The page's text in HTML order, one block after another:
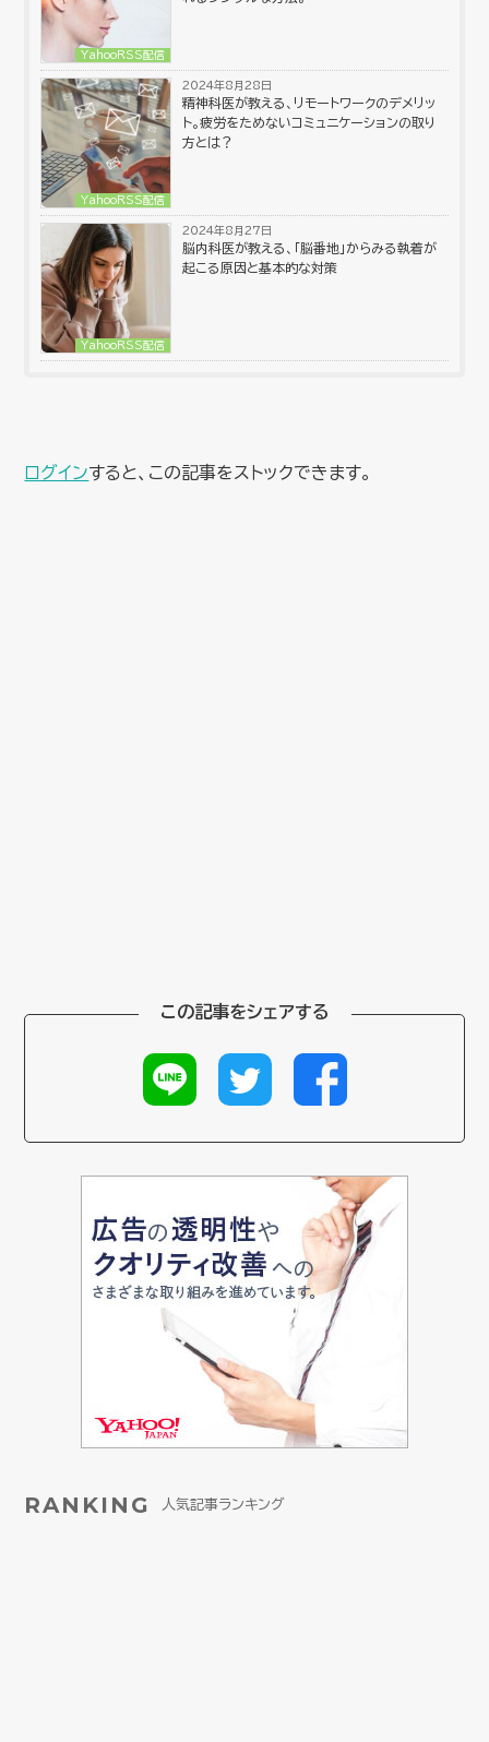
YahooRSS配信
YahooRSS配信
2024年8月28日
精神科医が教える、リモートワークのデメリッ
ト。疲労をためないコミュニケーションの取り
方とは？
YahooRSS配信
2024年8月27日
脳内科医が教える、「脳番地」からみる執着が
起こる原因と基本的な対策
ログインすると、この記事をストックできます。
この記事をシェアする
RANKING 人気記事ランキング